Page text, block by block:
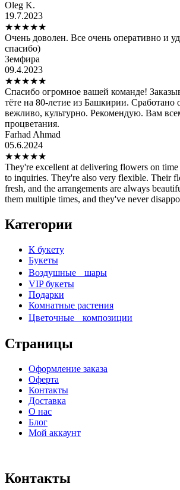
Oleg K.
19.7.2023
★★★★★
Очень доволен. Все очень оперативно и
спасибо)
Земфира
09.4.2023
★★★★★
Спасибо огромное вашей команде!
тёте на 80-летие из Башкирии. Сработано
вежливо, культурно. Рекомендую. Вам
процветания.
Farhad Ahmad
05.6.2024
★★★★★
They're excellent at delivering flowers on
to inquiries. They're also very flexible. Their
fresh, and the arrangements are always
them multiple times, and they've never
Категории
К букету
Букеты
Воздушные шары
VIP букеты
Подарки
Комнатные растения
Цветочные композиции
Страницы
Оформление заказа
Оферта
Контакты
Доставка
О нас
Блог
Мой аккаунт
Контакты